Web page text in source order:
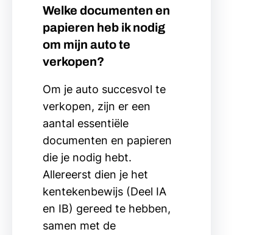
Welke documenten en
papieren heb ik nodig
om mijn auto te
verkopen?
Om je auto succesvol te
verkopen, zijn er een
aantal essentiële
documenten en papieren
die je nodig hebt.
Allereerst dien je het
kentekenbewijs (Deel IA
en IB) gereed te hebben,
samen met de